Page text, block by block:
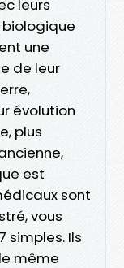
leurs
biologique
une
de leur
évolution
plus
est
sont
vous
simples. Ils
même